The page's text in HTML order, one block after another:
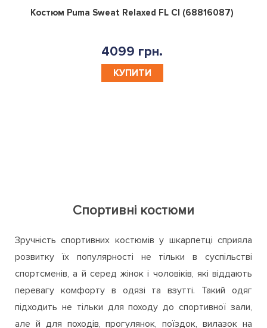
0
Костюм Puma Sweat Relaxed FL Cl (68816087)
4099 грн.
КУПИТИ
Спортивні костюми
Зручність спортивних костюмів у шкарпетці сприяла
розвитку їх популярності не тільки в суспільстві
спортсменів, а й серед жінок і чоловіків, які віддають
перевагу комфорту в одязі та взутті. Такий одяг
підходить не тільки для походу до спортивної зали,
але й для походів, прогулянок, поїздок, вилазок на